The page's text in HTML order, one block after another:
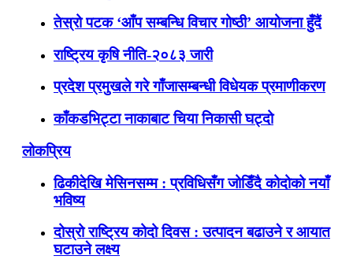
तेस्रो पटक ‘आँप सम्बन्धि विचार गोष्ठी’ आयोजना हुँदैं
राष्ट्रिय कृषि नीति-२०८३ जारी
प्रदेश प्रमुखले गरे गाँजासम्बन्धी विधेयक प्रमाणीकरण
काँकडभिट्टा नाकाबाट चिया निकासी घट्दो
लोकप्रिय
ढिकीदेखि मेसिनसम्म : प्रविधिसँग जोडिँदै कोदोको नयाँ
भविष्य
दोस्रो राष्ट्रिय कोदो दिवस : उत्पादन बढाउने र आयात
घटाउने लक्ष्य